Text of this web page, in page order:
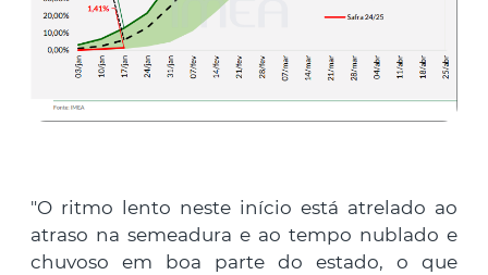
"O ritmo lento neste início está atrelado ao
atraso na semeadura e ao tempo nublado e
chuvoso em boa parte do estado, o que